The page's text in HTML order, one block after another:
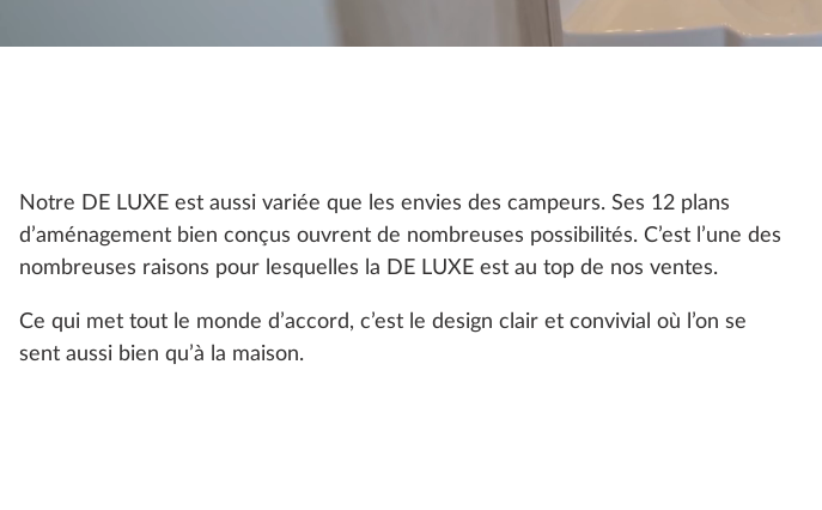
Notre DE LUXE est aussi variée que les envies des campeurs. Ses 12 plans
d’aménagement bien conçus ouvrent de nombreuses possibilités. C’est l’une des
nombreuses raisons pour lesquelles la DE LUXE est au top de nos ventes.
Ce qui met tout le monde d’accord, c’est le design clair et convivial où l’on se
sent aussi bien qu’à la maison.